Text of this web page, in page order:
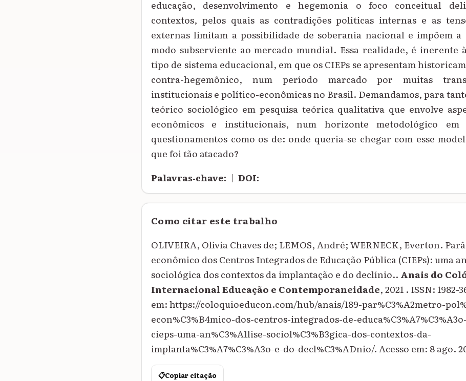
educação, desenvolvimento e hegemonia o foco conceitual
contextos, pelos quais as contradições políticas internas e as
externas limitam a possibilidade de soberania nacional e impõem a
modo subserviente ao mercado mundial. Essa realidade, é inerente
tipo de sistema educacional, em que os CIEPs se apresentam
contra-hegemônico, num período marcado por muitas
institucionais e político-econômicas no Brasil. Demandamos, para
teórico sociológico em pesquisa teórica qualitativa que envolve
econômicos e institucionais, num horizonte metodológico
questionamentos como os de: onde queria-se chegar com esse
que foi tão atacado?
Palavras‑chave: | DOI:
Como citar este trabalho
OLIVEIRA, Olívia Chaves de; LEMOS, André; WERNECK, Everton.
econômico dos Centros Integrados de Educação Pública (CIEPs): uma
sociológica dos contextos da implantação e do declínio.. Anais do
Internacional Educação e Contemporaneidade, 2021 . ISSN: 1982-
em: https://coloquioeducon.com/hub/anais/189-par%C3%A2metro-
econ%C3%B4mico-dos-centros-integrados-de-
cieps-uma-an%C3%A1lise-sociol%C3%B3gica-dos-contextos-da-
implanta%C3%A7%C3%A3o-e-do-decl%C3%ADnio/. Acesso em: 8 ago.
📋Copiar citação